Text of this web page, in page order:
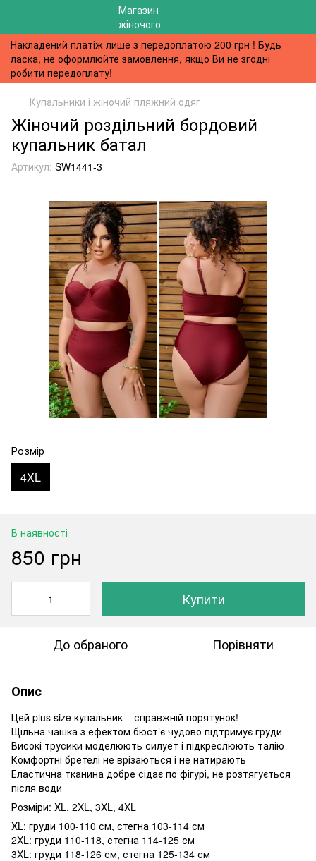
Накладений платіж лише з передоплатою 200 грн ! Будь
ласка, не оформлюйте замовлення, якщо Ви не згодні
робити передоплату!
Купальники і жіночий пляжний одяг
Жіночий роздільний бордовий
купальник батал
Артикул: SW1441-3
Розмір
4XL
В наявності
850 грн
Купити
До обраного Порівняти
Опис
Цей plus size купальник – справжній порятунок!
Щільна чашка з ефектом бюст’є чудово підтримує груди
Високі трусики моделюють силует і підкреслюють талію
Комфортні бретелі не врізаються і не натирають
Еластична тканина добре сідає по фігурі, не розтягується
після води
Розміри: XL, 2XL, 3XL, 4XL
XL: груди 100-110 см, стегна 103-114 см
2XL: груди 110-118, стегна 114-125 см
3XL: груди 118-126 см, стегна 125-134 см